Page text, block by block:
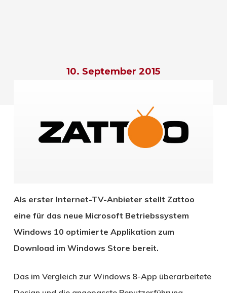
10. September 2015
Als erster Internet-TV-Anbieter stellt Zattoo
eine für das neue Microsoft Betriebssystem
Windows 10 optimierte Applikation zum
Download im Windows Store bereit.
Das im Vergleich zur Windows 8-App überarbeitete